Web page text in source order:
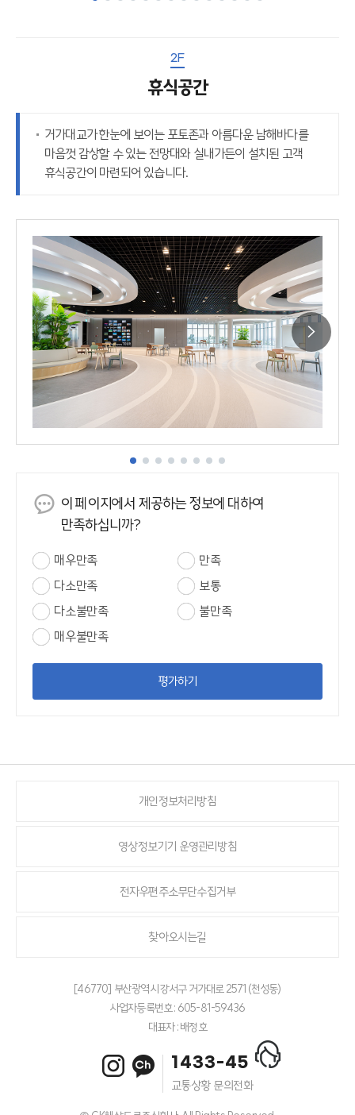
2F
휴식공간
거가대교가 한눈에 보이는 포토존과 아름다운 남해바다를
마음껏 감상할 수 있는 전망대와 실내가든이 설치된 고객
휴식공간이 마련되어 있습니다.
이 페이지에서 제공하는 정보에 대하여
만족하십니까?
매우만족
만족
다소만족
보통
다소불만족
불만족
매우불만족
평가하기
개인정보처리방침
영상정보기기 운영관리방침
전자우편주소무단수집거부
찾아오시는길
[46770] 부산광역시 강서구 거가대로 2571(천성동)
사업자등록번호 : 605-81-59436
대표자 : 배정호
1433-45
교통상황 문의전화